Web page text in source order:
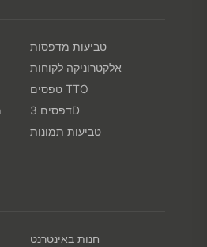
טביעות מדפסות
אלקטרוניקה לקוחות
טפסים TTO
דפסים 3D
טביעות תמונות
חנות באינטרנט